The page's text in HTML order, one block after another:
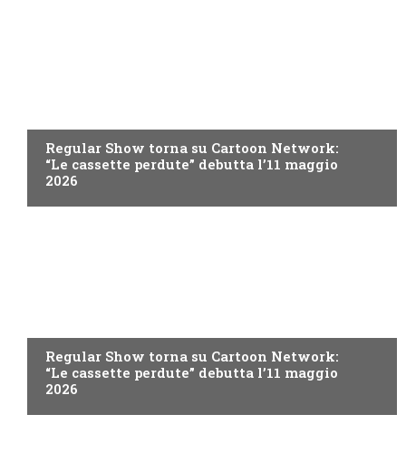
Regular Show torna su Cartoon Network:
“Le cassette perdute” debutta l’11 maggio
2026
Regular Show torna su Cartoon Network:
“Le cassette perdute” debutta l’11 maggio
2026